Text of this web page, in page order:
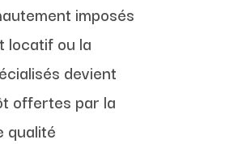
imposés
locatif ou la
devient
offertes par la
qualité